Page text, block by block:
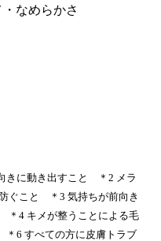
・なめらかさ
きに動き出すこと ＊2 メラ
ぐこと ＊3 気持ちが前向き
＊4 キメが整うことによる毛
6 すべての方に皮膚トラブ